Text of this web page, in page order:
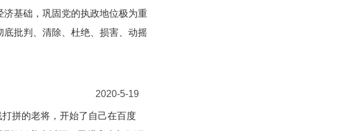
基础，巩固党的执政地位极为重
批判、清除、杜绝、损害、动摇
2020-5-19
拼的老将，开始了自己在百度